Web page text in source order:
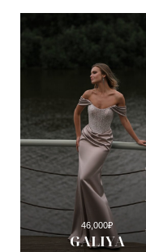
GALIYA
46,000₽